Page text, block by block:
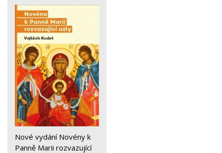
Nové vydání Novény k
Panně Marii rozvazující